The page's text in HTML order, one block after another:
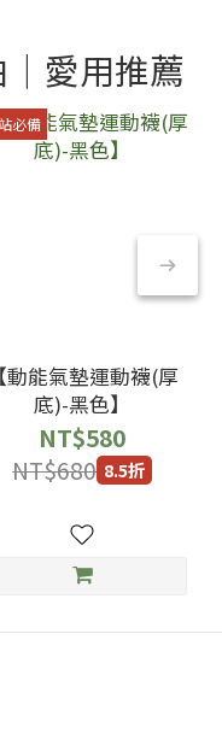
愛用推薦
必備
【動能氣墊運動襪(厚
底)-黑色】
NT$580
NT$680 8.5折